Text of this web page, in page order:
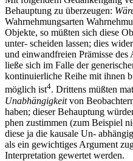
Behauptung zu überzeugen:
Wahrnehmungsarten
Objekte, so müßten sich diese
unter- scheiden lassen; dies
und einwandfreien Prämisse
ließe sich im Falle der
kontinuierliche Reihe mit ihnen
möglich ist4. Drittens müßten
Unabhängigkeitvon
haben; dieser Behauptung
phen zustimmen (zum Beispiel
diese ja die kausale Un-
als ein gewichtiges Argument
Interpretation gewertet werden.